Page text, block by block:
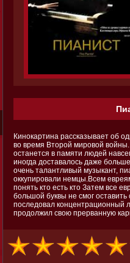
Кинокартина рассказывает об
во время Второй мировой
останется в памяти людей
иногда доставалось даже
очень талантливый музыкант,
оккупировали немцы.Всем
понять кто есть кто Затем все
большой буквы не смог
последовал концентрационный
продолжил свою прерванную